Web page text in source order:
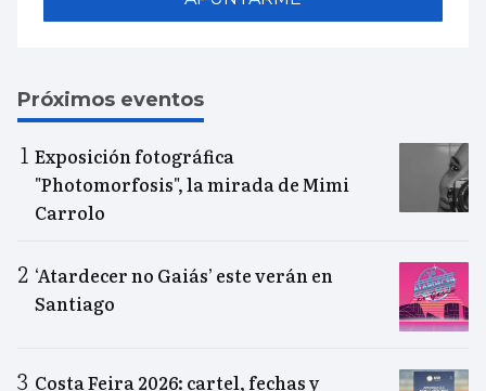
Próximos eventos
Exposición fotográfica
"Photomorfosis", la mirada de Mimi
Carrolo
‘Atardecer no Gaiás’ este verán en
Santiago
Costa Feira 2026: cartel, fechas y